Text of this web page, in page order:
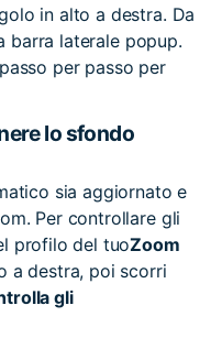
in alto a destra. Da
barra laterale popup.
per passo per
lo sfondo
sia aggiornato e
Per controllare gli
profilo del tuoZoom
a destra, poi scorri
gli